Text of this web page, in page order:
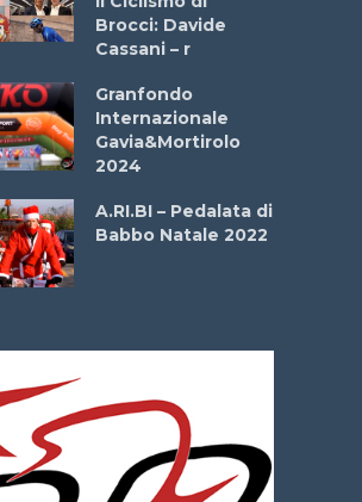
Brocci: Davide
Cassani – r
Granfondo
Internazionale
Gavia&Mortirolo
2024
A.RI.BI – Pedalata di
Babbo Natale 2022